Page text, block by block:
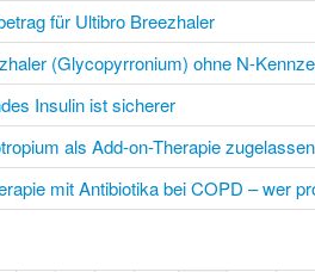
für Ultibro Breezhaler
(Glycopyrronium) ohne N-
Insulin ist sicherer
als Add-on-Therapie zugelassen
mit Antibiotika bei COPD – wer